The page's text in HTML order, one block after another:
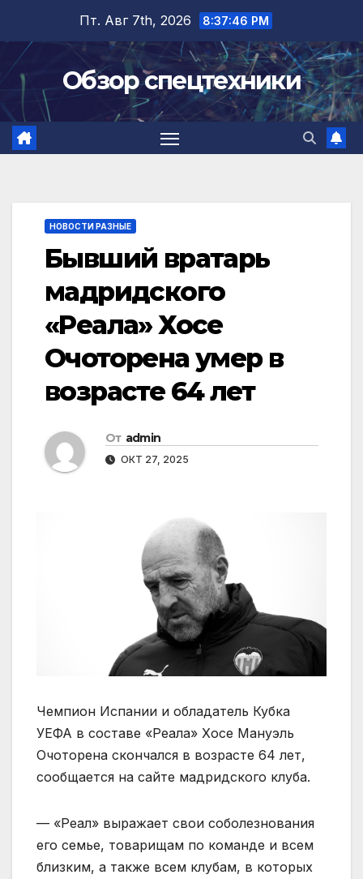
содержимому
Пт. Авг 7th, 2026 8:37:47 PM
Обзор спецтехники
НОВОСТИ РАЗНЫЕ
Бывший вратарь
мадридского
«Реала» Хосе
Очоторена умер в
возрасте 64 лет
От admin
ОКТ 27, 2025
Чемпион Испании и обладатель Кубка
УЕФА в составе «Реала» Хосе Мануэль
Очоторена скончался в возрасте 64 лет,
сообщается на сайте мадридского клуба.
— «Реал» выражает свои соболезнования
его семье, товарищам по команде и всем
близким, а также всем клубам, в которых